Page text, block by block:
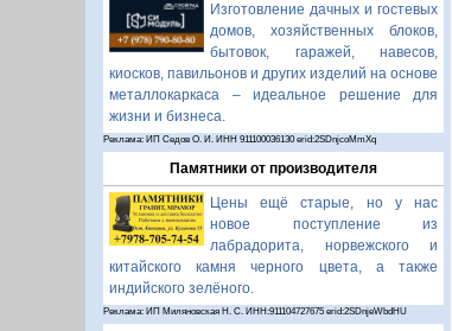
Изготовление дачных и гостевых
домов, хозяйственных блоков,
бытовок, гаражей, навесов,
киосков, павильонов и других изделий на основе
металлокаркаса – идеальное решение для
жизни и бизнеса.
Реклама: ИП Седов О. И. ИНН 911100036130 erid:2SDnjcoMmXq
Памятники от производителя
Цены ещё старые, но у нас
новое поступление из
лабрадорита, норвежского и
китайского камня черного цвета, а также
индийского зелёного.
Реклама: ИП Миляновская Н. С. ИНН:911104727675 erid:2SDnjeWbdHU